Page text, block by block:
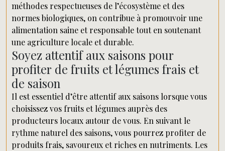
méthodes respectueuses de l’écosystème et des
normes biologiques, on contribue à promouvoir une
alimentation saine et responsable tout en soutenant
une agriculture locale et durable.
Soyez attentif aux saisons pour
profiter de fruits et légumes frais et
de saison
Il est essentiel d’être attentif aux saisons lorsque vous
choisissez vos fruits et légumes auprès des
producteurs locaux autour de vous. En suivant le
rythme naturel des saisons, vous pourrez profiter de
produits frais, savoureux et riches en nutriments. Les